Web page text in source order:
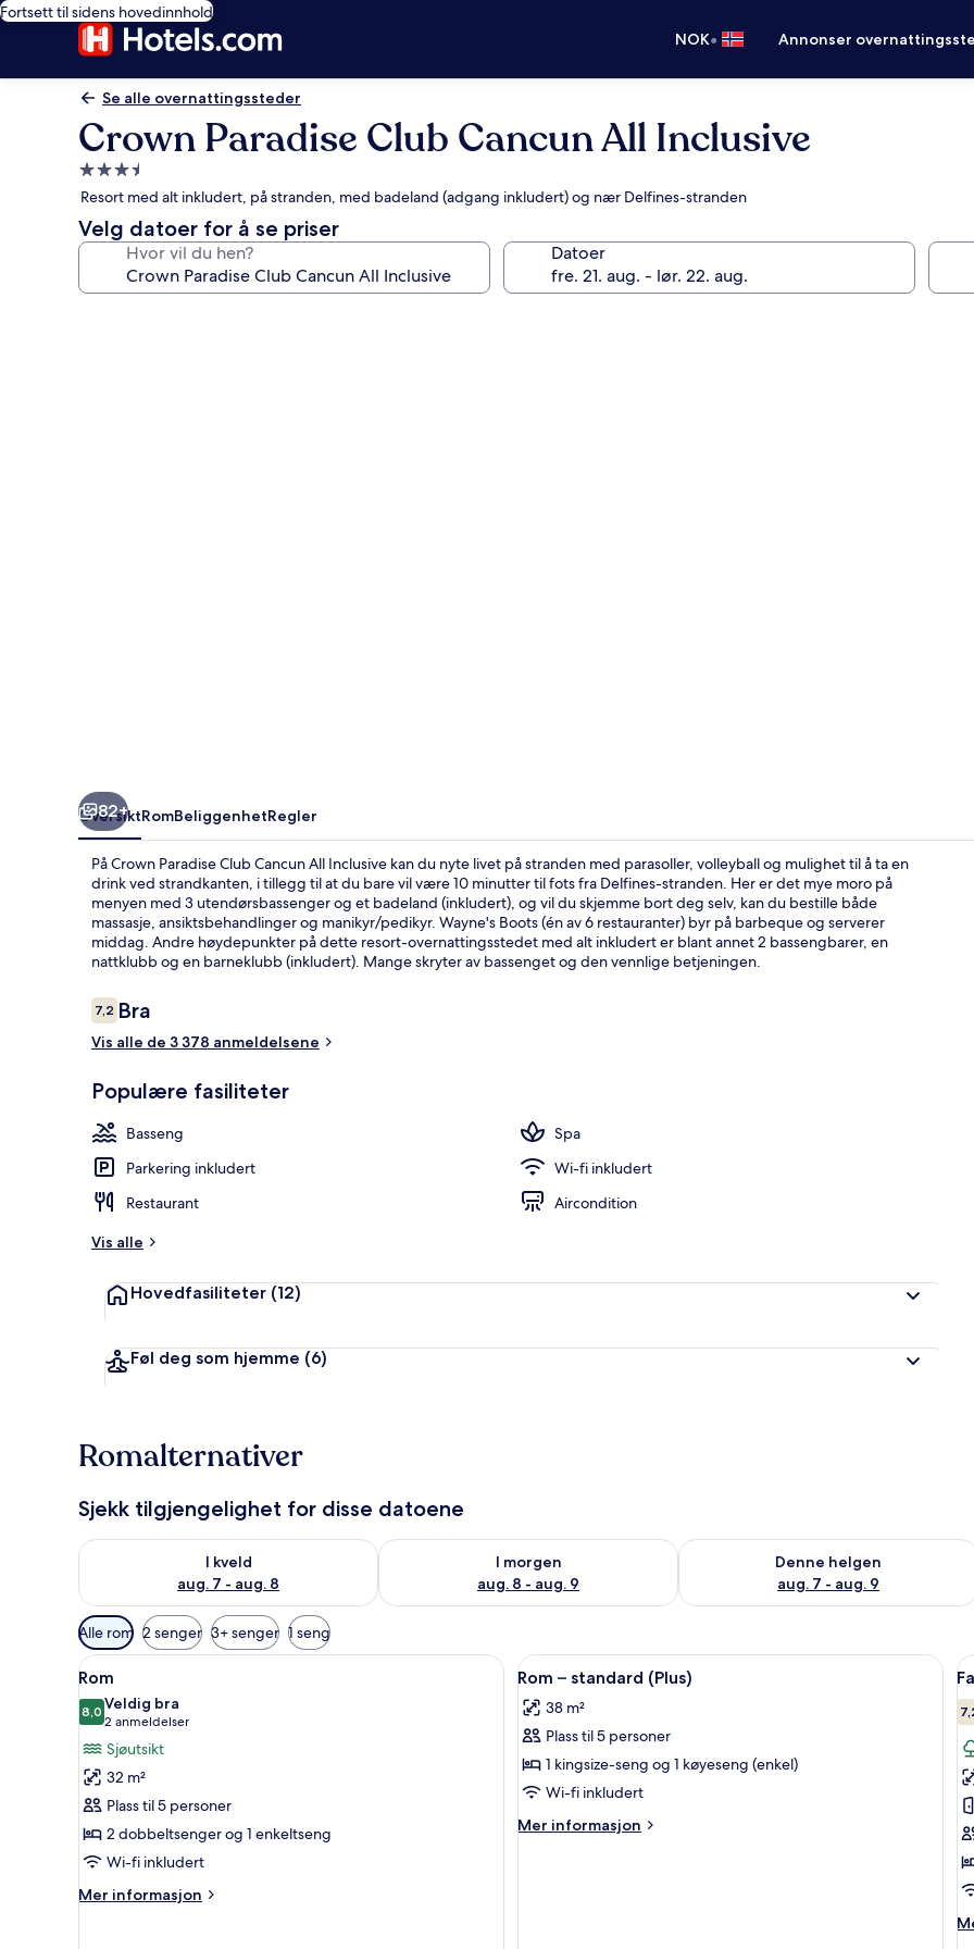
Fortsett til sidens hovedinnhold
NOK• Annonser
Se alle overnattingssteder
Crown Paradise Club Cancun All Inclusive
Overnattingssted
med
3.5
stjerner
Resort med alt inkludert, på stranden, med badeland (adgang inkludert) og nær Delfines-stranden
Velg datoer for å se priser
Hvor vil du hen? Datoer
82+
OversiktRomBeliggenhetRegler
På Crown Paradise Club Cancun All Inclusive kan du nyte livet på stranden med parasoller, volleyball og mulighet til å ta en
drink ved strandkanten, i tillegg til at du bare vil være 10 minutter til fots fra Delfines-stranden. Her er det mye moro på
menyen med 3 utendørsbassenger og et badeland (inkludert), og vil du skjemme bort deg selv, kan du bestille både
massasje, ansiktsbehandlinger og manikyr/pedikyr. Wayne's Boots (én av 6 restauranter) byr på barbeque og serverer
middag. Andre høydepunkter på dette resort-overnattingsstedet med alt inkludert er blant annet 2 bassengbarer, en
nattklubb og en barneklubb (inkludert). Mange skryter av bassenget og den vennlige betjeningen.
Anmeldelser
7,27,2 av 10 –
Bra
Vis alle de 3 378 anmeldelsene
Populære fasiliteter
Basseng
Spa
Parkering inkludert
Wi-fi inkludert
Restaurant
Aircondition
Vis alle
Hovedfasiliteter (12)
Føl deg som hjemme (6)
Romalternativer
Sjekk tilgjengelighet for disse datoene
I kveld
aug. 7 - aug. 8
Sjekk tilgjengelighet for i kveld, aug. 7 - aug. 8
I morgen
aug. 8 - aug. 9
Sjekk tilgjengelighet for i morgen, aug. 8 - aug. 9
Denne helgen
aug. 7 - aug. 9
Sjekk tilgjengelighet for denne
Tilgjengelige
filtre
for
rom
Alle rom 2 senger 3+ senger 1 seng
Åpne
alle
bildene
av
Rom
Minibar (inkludert), safe på rommet og blendingsgardiner
2
Rom
8,08,0 av 10
Veldig bra
2 anmeldelser
(2
anmeldelser)
Sjøutsikt
32 m²
Plass til 5 personer
2 dobbeltsenger og 1 enkeltseng
Wi-fi inkludert
Mer informasjon
Mer
Åpne
alle
bildene
av
Rom
–
standard
(Plus)
Rom – standard (Plus) | Minibar
5
Rom – standard (Plus)
38 m²
Plass til 5 personer
1 kingsize-seng og 1 køyeseng (enkel)
Wi-fi inkludert
Mer informasjon
Mer